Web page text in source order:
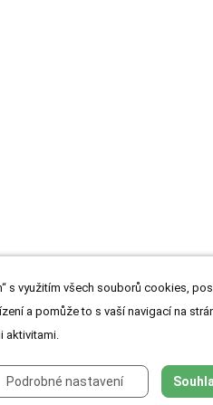
s využitím všech souborů cookies,
a pomůže to s vaší navigací na
aktivitami.
Podrobné nastavení